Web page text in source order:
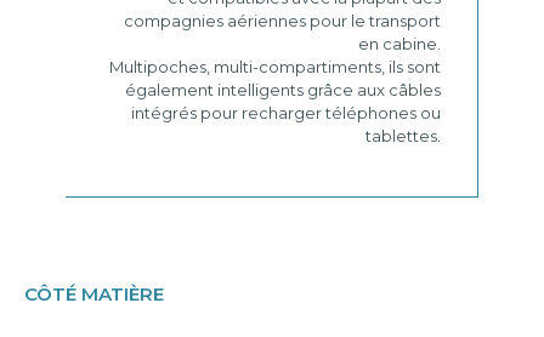
compagnies aériennes pour le transport
en cabine.
Multipoches, multi-compartiments, ils sont
également intelligents grâce aux câbles
intégrés pour recharger téléphones ou
tablettes.
CÔTÉ MATIÈRE